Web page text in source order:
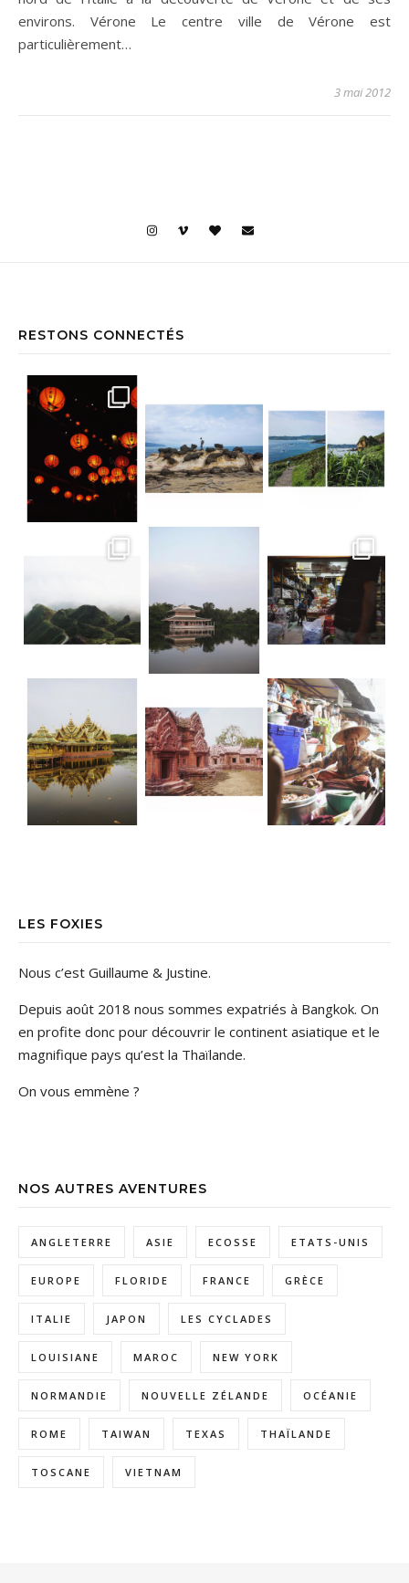
environs. Vérone Le centre ville de Vérone est
particulièrement…
3 mai 2012
RESTONS CONNECTÉS
LES FOXIES
Nous c’est Guillaume & Justine.
Depuis août 2018 nous sommes expatriés à Bangkok. On
en profite donc pour découvrir le continent asiatique et le
magnifique pays qu’est la Thaïlande.
On vous emmène ?
NOS AUTRES AVENTURES
ANGLETERRE ASIE ECOSSE ETATS-UNIS
EUROPE FLORIDE FRANCE GRÈCE
ITALIE JAPON LES CYCLADES
LOUISIANE MAROC NEW YORK
NORMANDIE NOUVELLE ZÉLANDE OCÉANIE
ROME TAIWAN TEXAS THAÏLANDE
TOSCANE VIETNAM